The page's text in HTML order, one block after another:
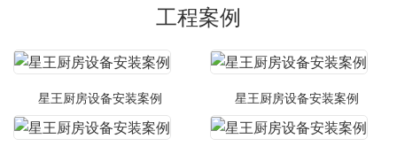
工程案例
星王厨房设备安装案例 星王厨房设备安装案例